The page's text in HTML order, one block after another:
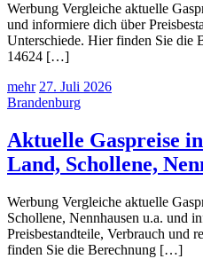
Werbung Vergleiche aktuelle
und informiere dich über
Unterschiede. Hier finden Sie die
14624 […]
mehr 27. Juli 2026
Brandenburg
Aktuelle Gaspreise
Land, Schollene,
Werbung Vergleiche aktuelle
Schollene, Nennhausen u.a. und
Preisbestandteile, Verbrauch und
finden Sie die Berechnung […]